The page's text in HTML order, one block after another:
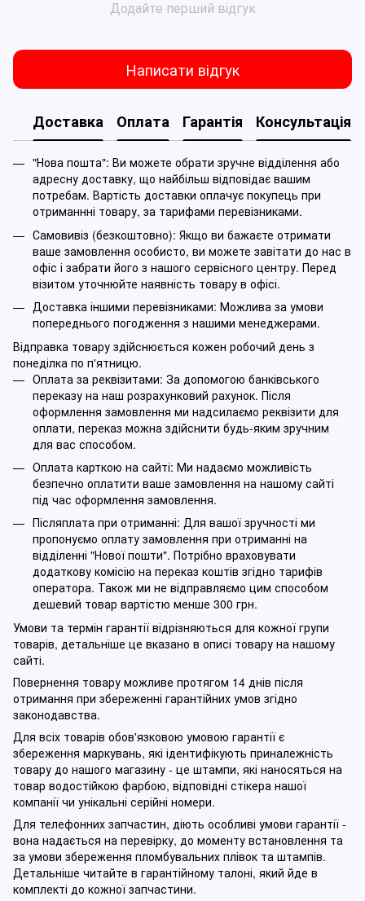
Додайте перший відгук
Написати відгук
Доставка Оплата Гарантія Консультація
"Нова пошта": Ви можете обрати зручне відділення або
адресну доставку, що найбільш відповідає вашим
потребам. Вартість доставки оплачує покупець при
отриманнні товару, за тарифами перевізниками.
Самовивіз (безкоштовно): Якщо ви бажаєте отримати
ваше замовлення особисто, ви можете завітати до нас в
офіс і забрати його з нашого сервісного центру. Перед
візитом уточнюйте наявність товару в офісі.
Доставка іншими перевізниками: Можлива за умови
попереднього погодження з нашими менеджерами.
Відправка товару здійснюється кожен робочий день з
понеділка по п'ятницю.
Оплата за реквізитами: За допомогою банківського
переказу на наш розрахунковий рахунок. Після
оформлення замовлення ми надсилаємо реквізити для
оплати, переказ можна здійснити будь-яким зручним
для вас способом.
Оплата карткою на сайті: Ми надаємо можливість
безпечно оплатити ваше замовлення на нашому сайті
під час оформлення замовлення.
Післяплата при отриманні: Для вашої зручності ми
пропонуємо оплату замовлення при отриманні на
відділенні "Нової пошти". Потрібно враховувати
додаткову комісію на переказ коштів згідно тарифів
оператора. Також ми не відправляємо цим способом
дешевий товар вартістю менше 300 грн.
Умови та термін гарантії відрізняються для кожної групи
товарів, детальніше це вказано в описі товару на нашому
сайті.
Повернення товару можливе протягом 14 днів після
отримання при збереженні гарантійних умов згідно
законодавства.
Для всіх товарів обов'язковою умовою гарантії є
збереження маркувань, які ідентифікують приналежність
товару до нашого магазину - це штампи, які наносяться на
товар водостійкою фарбою, відповідні стікера нашої
компанії чи унікальні серійні номери.
Для телефонних запчастин, діють особливі умови гарантії -
вона надається на перевірку, до моменту встановлення та
за умови збереження пломбувальних плівок та штампів.
Детальніше читайте в гарантійному талоні, який йде в
комплекті до кожної запчастини.